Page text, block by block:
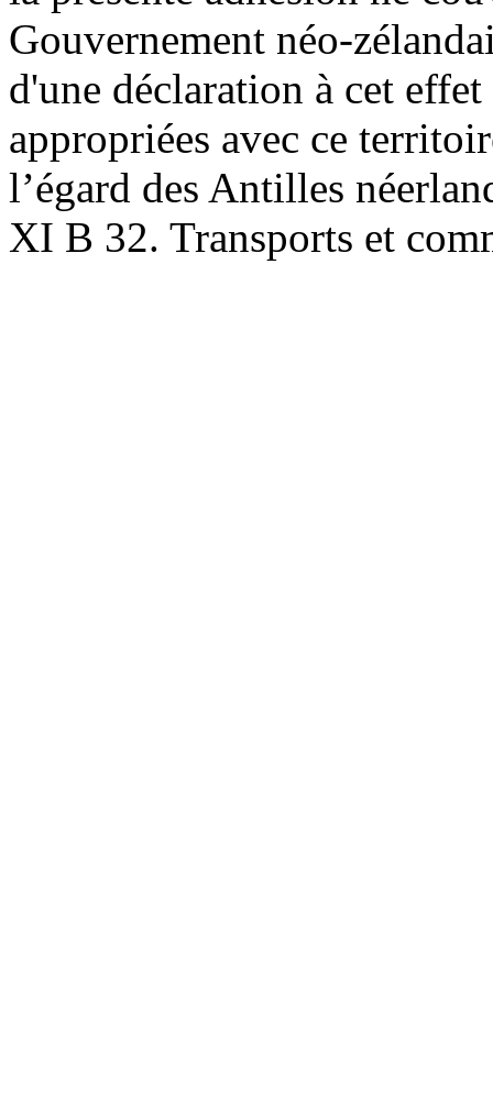
Gouvernement néo-
d'une déclaration à cet
appropriées avec ce
l’égard des Antilles
XI B 32. Transports et